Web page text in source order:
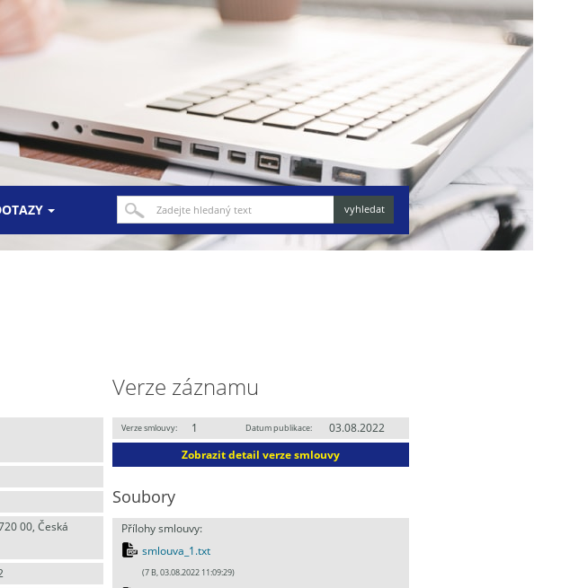
00, Česká
Verze záznamu
Verze smlouvy: 1 Datum publikace:
03.08.2022
Zobrazit detail verze smlouvy
Soubory
Přílohy smlouvy:
smlouva_1.txt
(7 B, 03.08.2022 11:09:29)